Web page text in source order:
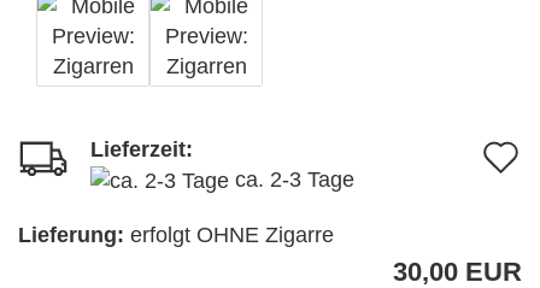
Lieferzeit:
ca. 2-3 Tage
Lieferung: erfolgt OHNE Zigarre
30,00 EUR